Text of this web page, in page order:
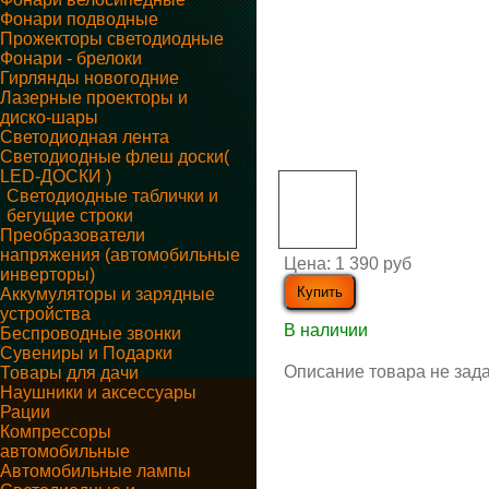
Фонари подводные
Прожекторы светодиодные
Фонари - брелоки
Гирлянды новогодние
Лазерные проекторы и
диско-шары
Светодиодная лента
Светодиодные флеш доски(
LED-ДОСКИ )
Светодиодные таблички и
бегущие строки
Преобразователи
напряжения (автомобильные
инверторы)
Аккумуляторы и зарядные
устройства
Беспроводные звонки
Сувениры и Подарки
Товары для дачи
Наушники и аксессуары
Рации
Компрессоры
автомобильные
Автомобильные лампы
Цена: 1 390 руб
В наличии
Описание товара не